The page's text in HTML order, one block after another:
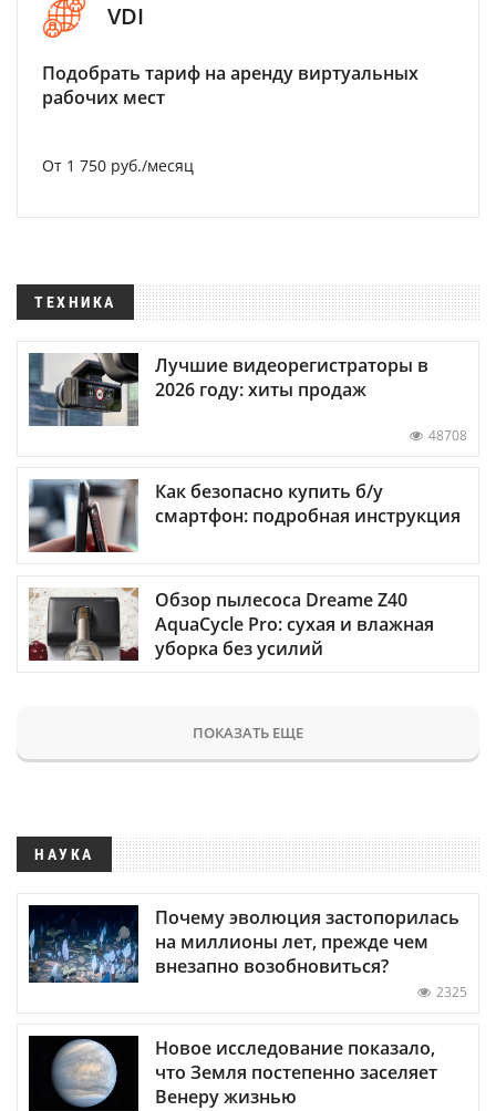
VDI
Подобрать тариф на аренду виртуальных
рабочих мест
От 1 750 руб./месяц
ТЕХНИКА
Лучшие видеорегистраторы в
2026 году: хиты продаж
48708
Как безопасно купить б/у
смартфон: подробная инструкция
Обзор пылесоса Dreame Z40
AquaCycle Pro: сухая и влажная
уборка без усилий
ПОКАЗАТЬ ЕЩЕ
НАУКА
Почему эволюция застопорилась
на миллионы лет, прежде чем
внезапно возобновиться?
2325
Новое исследование показало,
что Земля постепенно заселяет
Венеру жизнью